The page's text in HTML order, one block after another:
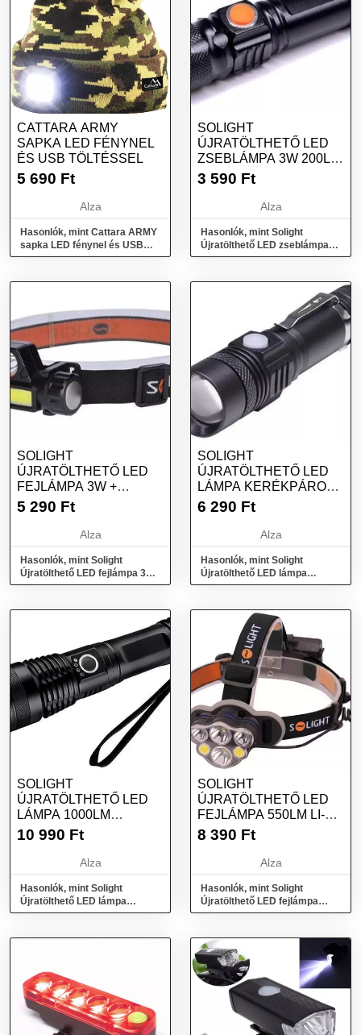
CATTARA ARMY
SAPKA LED FÉNYNEL
ÉS USB TÖLTÉSSEL
5 690 Ft
Alza
Hasonlók, mint Cattara ARMY
sapka LED fénynel és USB
töltéssel
SOLIGHT
ÚJRATÖLTHETŐ LED
ZSEBLÁMPA 3W 200LM
USB LI-ION
3 590 Ft
Alza
Hasonlók, mint Solight
Újratölthető LED zseblámpa
3W 200lm USB Li-ion
SOLIGHT
ÚJRATÖLTHETŐ LED
FEJLÁMPA 3W +
COB150 + 120LM LI-ION
5 290 Ft
Alza
Hasonlók, mint Solight
Újratölthető LED fejlámpa 3W
+ COB150 + 120lm Li-ion USB
SOLIGHT
ÚJRATÖLTHETŐ LED
LÁMPA KERÉKPÁROS
TARTÓVAL 400LM
6 290 Ft
Alza
Hasonlók, mint Solight
Újratölthető LED lámpa
kerékpáros tartóval 400lm
SOLIGHT
ÚJRATÖLTHETŐ LED
LÁMPA 1000LM
FÓKUSZÁLHATÓ
AJÁNDÉKCSOMAG
10 990 Ft
Alza
Hasonlók, mint Solight
Újratölthető LED lámpa
1000lm fókuszálható
ajándékcsomag
SOLIGHT
ÚJRATÖLTHETŐ LED
FEJLÁMPA 550LM LI-
ION USB
8 390 Ft
Alza
Hasonlók, mint Solight
Újratölthető LED fejlámpa
550lm Li-Ion USB